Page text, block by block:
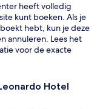
heeft volledig
kunt boeken. Als je
hebt, kun je deze
annuleren. Lees het
voor de exacte
Hotel